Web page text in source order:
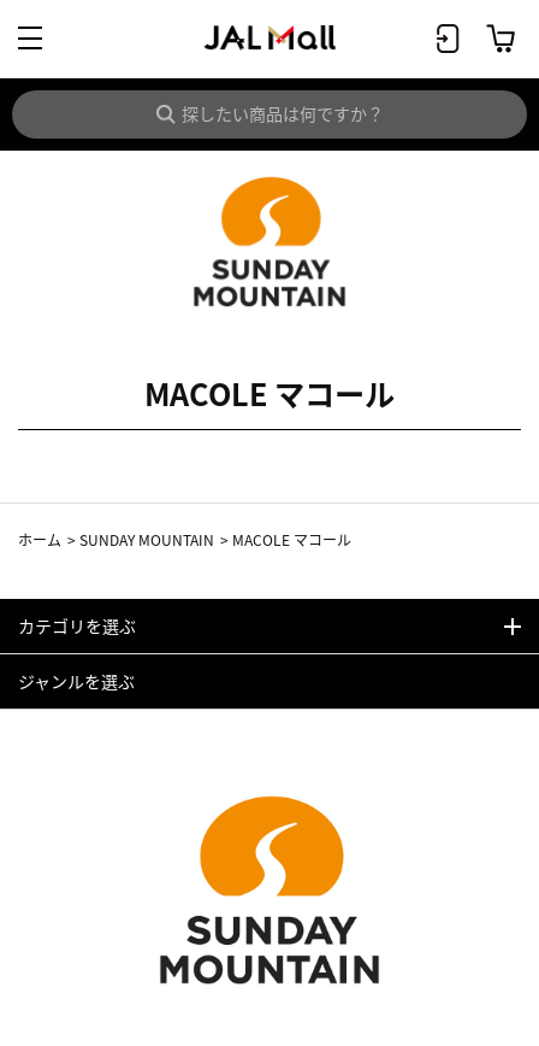
MACOLE マコール
ホーム >SUNDAY MOUNTAIN > MACOLE マコール
カテゴリを選ぶ
ジャンルを選ぶ